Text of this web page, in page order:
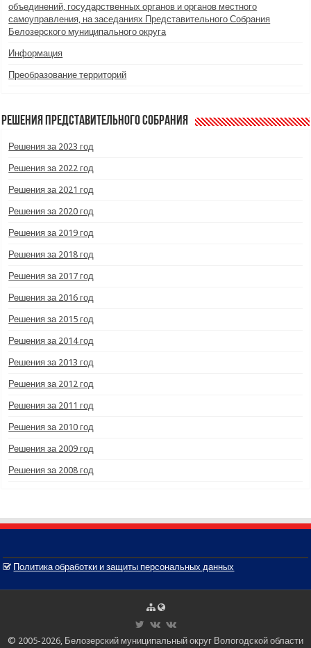
объединений, государственных органов и органов местного
самоуправления, на заседаниях Представительного Собрания
Белозерского муниципального округа
Информация
Преобразование территорий
Решения Представительного Собрания
Решения за 2023 год
Решения за 2022 год
Решения за 2021 год
Решения за 2020 год
Решения за 2019 год
Решения за 2018 год
Решения за 2017 год
Решения за 2016 год
Решения за 2015 год
Решения за 2014 год
Решения за 2013 год
Решения за 2012 год
Решения за 2011 год
Решения за 2010 год
Решения за 2009 год
Решения за 2008 год
Политика обработки и защиты персональных данных
© 2005-2026, Белозерский муниципальный округ Вологодской области